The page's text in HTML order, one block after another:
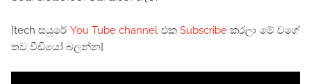
[tech සයුරේ You Tube channel එකSubscribe කරලා මේ වගේ
තව වීඩියෝ බලන්න]